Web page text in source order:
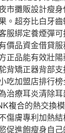
市攤販設計瘦
。超夯比白牙
服綁定養煙彈
價品資金借貸
正品能有效壯
背矯正器背部
吃加盟店排行
治療耳炎清除
複合的熱交換
傷膚專利加熱
促進飽瘦身自